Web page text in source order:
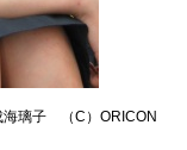
海璃子 （C）ORICON